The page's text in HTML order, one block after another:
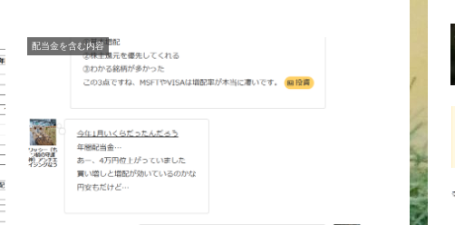
配当金を含む内容